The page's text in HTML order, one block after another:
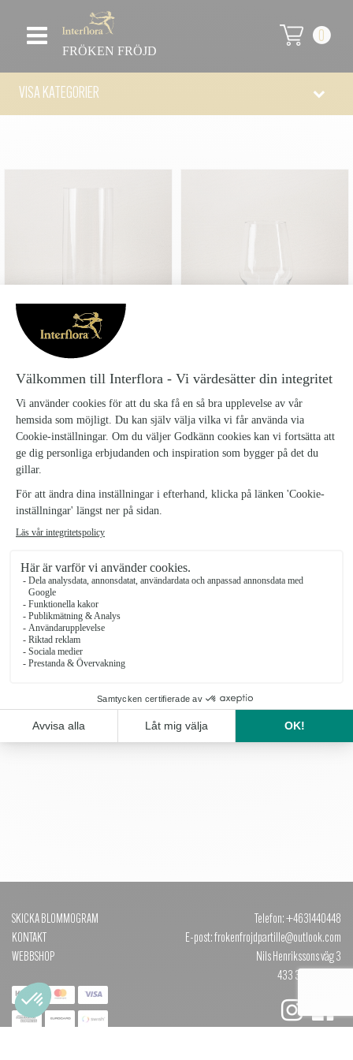
FRÖKEN FRÖJD
0
VISA KATEGORIER
VAS AMARYLLIS
195 kr 145 kr
VAS FREESIA
295 kr
SKICKA BLOMMOGRAM
KONTAKT
WEBBSHOP
Telefon: +4631440448
E-post: frokenfrojdpartille@outlook.com
Nils Henrikssons väg 3
433 35 PARTILLE